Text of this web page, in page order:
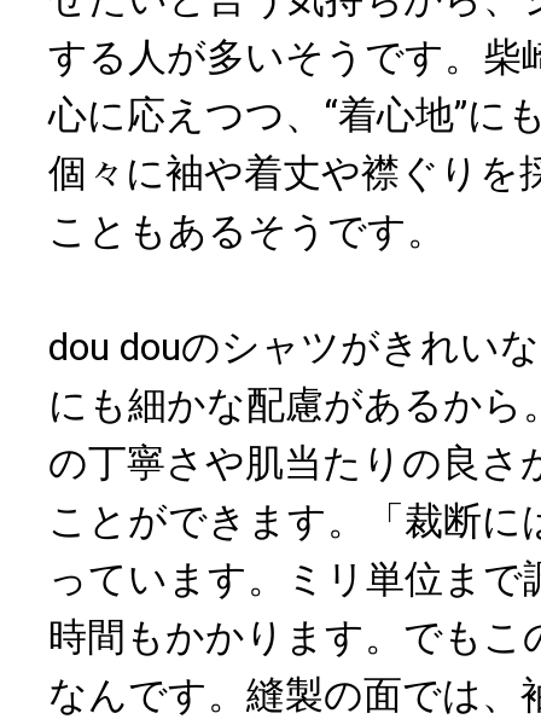
する人が多いそうです。柴
心に応えつつ、“着心地”に
個々に袖や着丈や襟ぐりを
こともあるそうです。
dou douのシャツがきれい
にも細かな配慮があるから
の丁寧さや肌当たりの良さ
ことができます。「裁断に
っています。ミリ単位まで
時間もかかります。でもこ
なんです。縫製の面では、